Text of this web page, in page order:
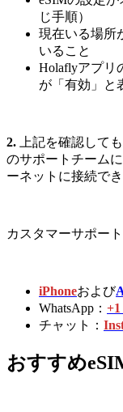
じ手順）
現在いる場所
いること
Holaflyアプリ
が「有効」と
2.
上記を確認して
のサポートチーム
ーネットに接続で
カスタマーサポー
iPhoneおよび
WhatsApp： +1
チャット：
おすすめ